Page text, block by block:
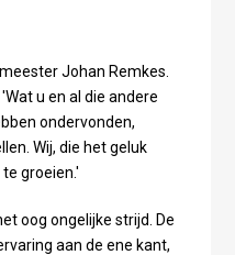
Johan Remkes.
u en al die andere
ondervonden,
Wij, die het geluk
groeien.'
oog ongelijke strijd. De
aan de ene kant,